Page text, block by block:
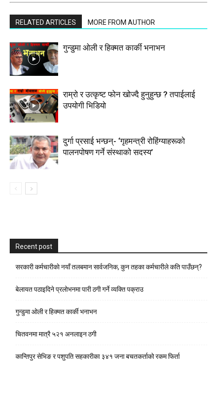
RELATED ARTICLES MORE FROM AUTHOR
गुन्डुमा ओली र हिक्मत कार्की भनाभन
राम्रो र उत्कृष्ट फोन खोज्दै हुनुहुन्छ ? तपाईलाई
उपयोगी भिडियो
दुर्गा प्रसाई भन्छन्- ‘गृहमन्त्री रोहिंग्याहरूको
पालनपोषण गर्ने संस्थाको सदस्य’
Recent post
सरकारी कर्मचारीकाे नयाँ तलबमान सार्वजनिक, कुन तहका कर्मचारीले कति पाउँछन्?
बेलायत पठाइदिने प्रलाेभनमा पारी ठगी गर्ने व्यक्ति पक्राउ
गुन्डुमा ओली र हिक्मत कार्की भनाभन
चितवनमा मात्रै ५२१ अनलाइन ठगी
कान्तिपुर सेभिङ र पशुपति सहकारीका ३४१ जना बचतकर्ताको रकम फिर्ता